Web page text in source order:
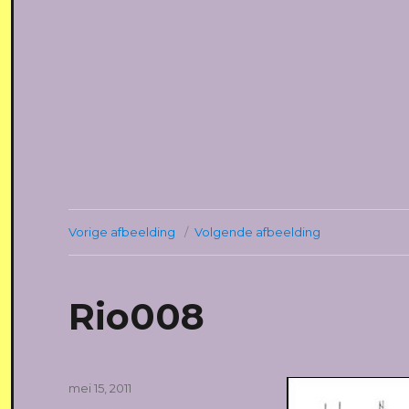
Vorige afbeelding Volgende afbeelding
Rio008
Geplaatst
mei 15, 2011